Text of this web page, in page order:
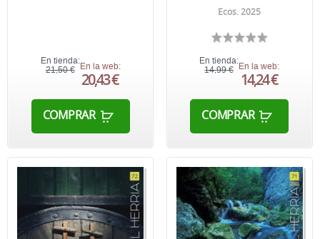
En tienda:
21,50 € En la web:
20,43 €
COMPRAR
Ecos. 2025
En tienda:
14,99 € En la web:
14,24 €
COMPRAR